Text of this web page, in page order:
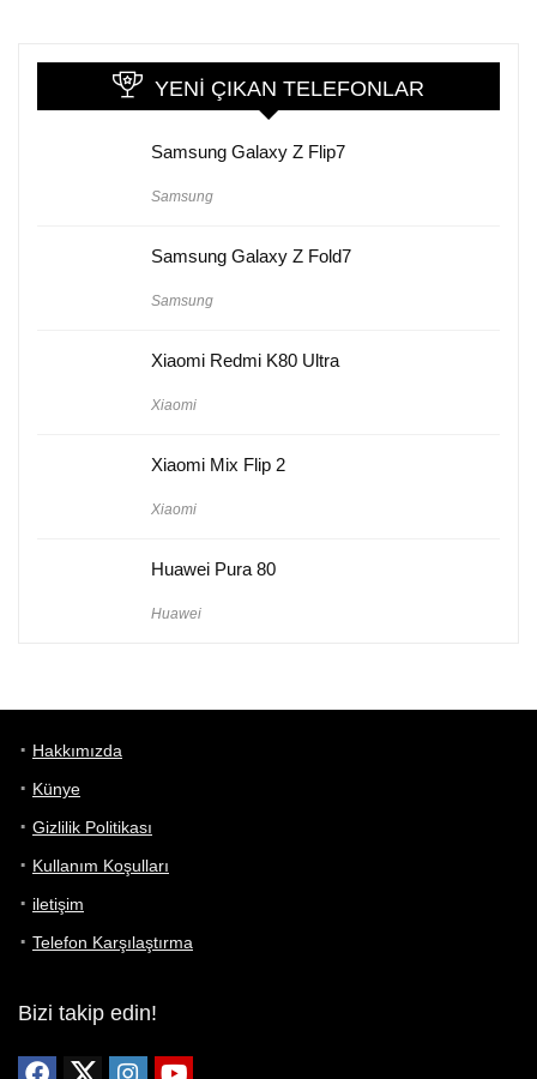
YENI ÇIKAN TELEFONLAR
Samsung Galaxy Z Flip7
Samsung
Samsung Galaxy Z Fold7
Samsung
Xiaomi Redmi K80 Ultra
Xiaomi
Xiaomi Mix Flip 2
Xiaomi
Huawei Pura 80
Huawei
Hakkımızda
Künye
Gizlilik Politikası
Kullanım Koşulları
iletişim
Telefon Karşılaştırma
Bizi takip edin!